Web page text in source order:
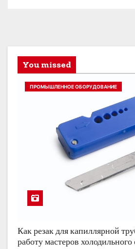
You missed
ПРОМЫШЛЕННОЕ ОБОРУДОВАНИЕ
Как резак для капиллярной
работу мастеров